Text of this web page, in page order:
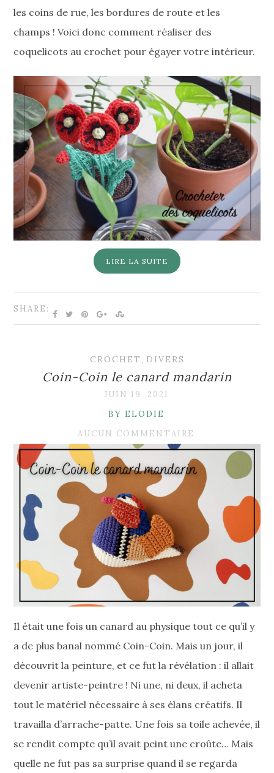
les coins de rue, les bordures de route et les
champs ! Voici donc comment réaliser des
coquelicots au crochet pour égayer votre intérieur.
LIRE LA SUITE
SHARE:
CROCHET , DIVERS
Coin-Coin le canard mandarin
JUIN 19, 2021
BY ELODIE
AUCUN COMMENTAIRE
Il était une fois un canard au physique tout ce qu’il y
a de plus banal nommé Coin-Coin. Mais un jour, il
découvrit la peinture, et ce fut la révélation : il allait
devenir artiste-peintre ! Ni une, ni deux, il acheta
tout le matériel nécessaire à ses élans créatifs. Il
travailla d’arrache-patte. Une fois sa toile achevée, il
se rendit compte qu’il avait peint une croûte… Mais
quelle ne fut pas sa surprise quand il se regarda